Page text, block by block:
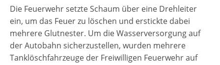
Die Feuerwehr setzte Schaum über eine Drehleiter
ein, um das Feuer zu löschen und erstickte dabei
mehrere Glutnester. Um die Wasserversorgung auf
der Autobahn sicherzustellen, wurden mehrere
Tanklöschfahrzeuge der Freiwilligen Feuerwehr auf